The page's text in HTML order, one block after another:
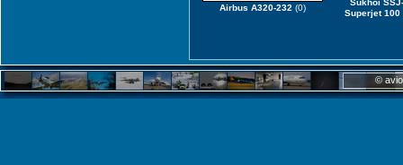
Airbus A320-232 (0)
Sukhoi
Superjet 100
©